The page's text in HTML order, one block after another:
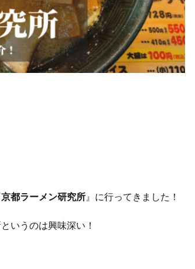
京都ラーメン研究所 』に行ってきました！
いうのは興味深い！